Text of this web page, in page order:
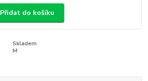
Přidat do košíku
Skladem
M